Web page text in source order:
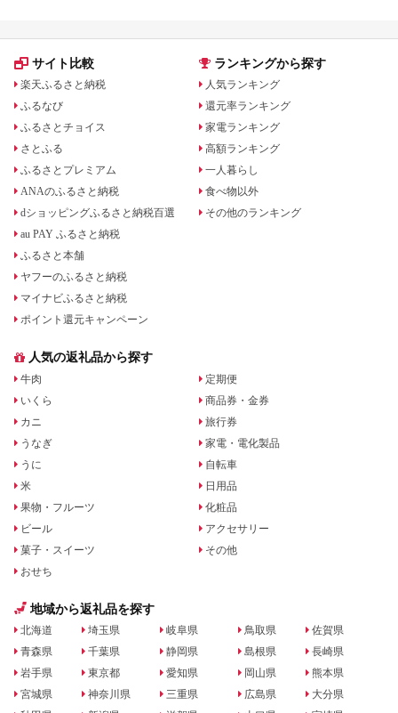
サイト比較
楽天ふるさと納税
ふるなび
ふるさとチョイス
さとふる
ふるさとプレミアム
ANAのふるさと納税
dショッピングふるさと納税百選
au PAY ふるさと納税
ふるさと本舗
ヤフーのふるさと納税
マイナビふるさと納税
ポイント還元キャンペーン
ランキングから探す
人気ランキング
還元率ランキング
家電ランキング
高額ランキング
一人暮らし
食べ物以外
その他のランキング
人気の返礼品から探す
牛肉
いくら
カニ
うなぎ
うに
米
果物・フルーツ
ビール
菓子・スイーツ
おせち
定期便
商品券・金券
旅行券
家電・電化製品
自転車
日用品
化粧品
アクセサリー
その他
地域から返礼品を探す
北海道
青森県
岩手県
宮城県
埼玉県
千葉県
東京都
神奈川県
岐阜県
静岡県
愛知県
三重県
鳥取県
島根県
岡山県
広島県
佐賀県
長崎県
熊本県
大分県